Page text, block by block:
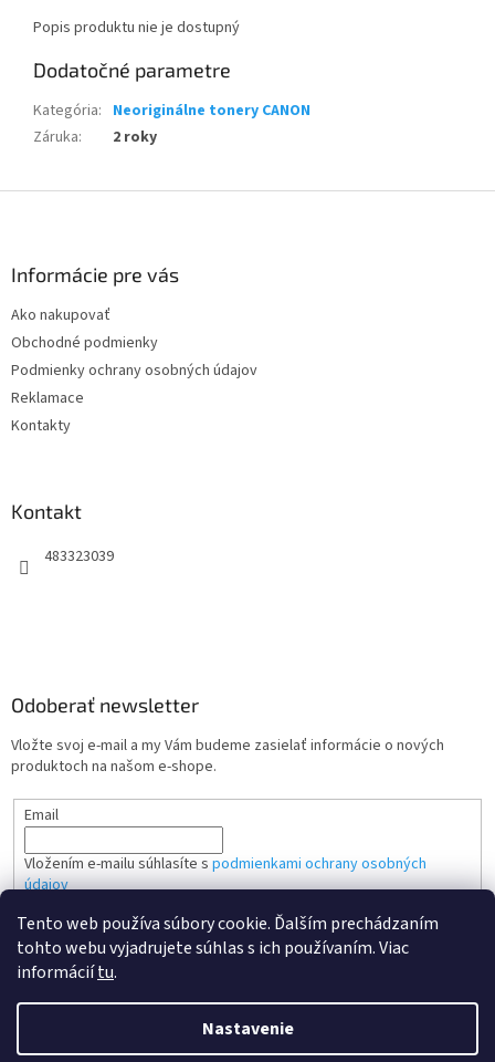
Tento web používa súbory cookie. Ďalším prechádzaním
tohto webu vyjadrujete súhlas s ich používaním. Viac
informáciítu.
Nastavenie
Popis produktu nie je dostupný
Dodatočné parametre
Kategória: Neoriginálne tonery CANON
Záruka: 2 roky
Informácie pre vás
Ako nakupovať
Obchodné podmienky
Podmienky ochrany osobných údajov
Reklamace
Kontakty
Kontakt
483323039
Odoberať newsletter
Vložte svoj e-mail a my Vám budeme zasielať informácie o nových
produktoch na našom e-shope.
Email
Vložením e-mailu súhlasíte s podmienkami ochrany osobných
údajov
PRIHLÁSIŤ SA
Vytvoril Shoptet